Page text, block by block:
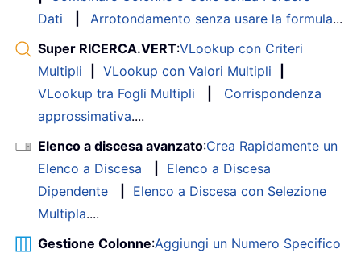
Dati
Arrotondamento senza usare la formula...
Super RICERCA.VERT:VLookup con Criteri
Multipli
VLookup con Valori Multipli
VLookup tra Fogli Multipli
Corrispondenza
approssimativa....
Elenco a discesa avanzato:Crea Rapidamente un
Elenco a Discesa
Elenco a Discesa
Dipendente
Elenco a Discesa con Selezione
Multipla....
Gestione Colonne:Aggiungi un Numero Specifico